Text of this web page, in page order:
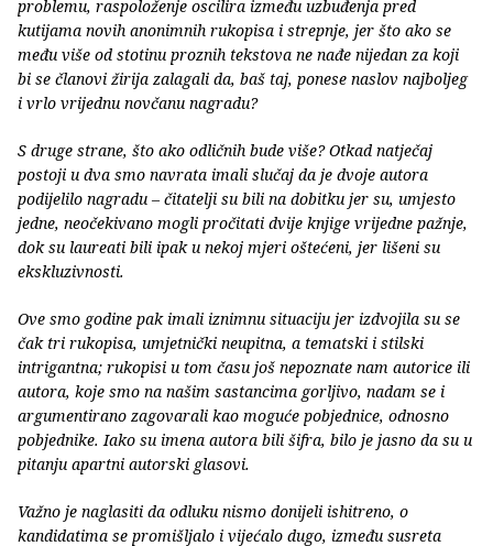
problemu, raspoloženje oscilira između uzbuđenja pred
kutijama novih anonimnih rukopisa i strepnje, jer što ako se
među više od stotinu proznih tekstova ne nađe nijedan za koji
bi se članovi žirija zalagali da, baš taj, ponese naslov najboljeg
i vrlo vrijednu novčanu nagradu?
S druge strane, što ako odličnih bude više? Otkad natječaj
postoji u dva smo navrata imali slučaj da je dvoje autora
podijelilo nagradu – čitatelji su bili na dobitku jer su, umjesto
jedne, neočekivano mogli pročitati dvije knjige vrijedne pažnje,
dok su laureati bili ipak u nekoj mjeri oštećeni, jer lišeni su
ekskluzivnosti.
Ove smo godine pak imali iznimnu situaciju jer izdvojila su se
čak tri rukopisa, umjetnički neupitna, a tematski i stilski
intrigantna; rukopisi u tom času još nepoznate nam autorice ili
autora, koje smo na našim sastancima gorljivo, nadam se i
argumentirano zagovarali kao moguće pobjednice, odnosno
pobjednike. Iako su imena autora bili šifra, bilo je jasno da su u
pitanju apartni autorski glasovi.
Važno je naglasiti da odluku nismo donijeli ishitreno, o
kandidatima se promišljalo i vijećalo dugo, između susreta